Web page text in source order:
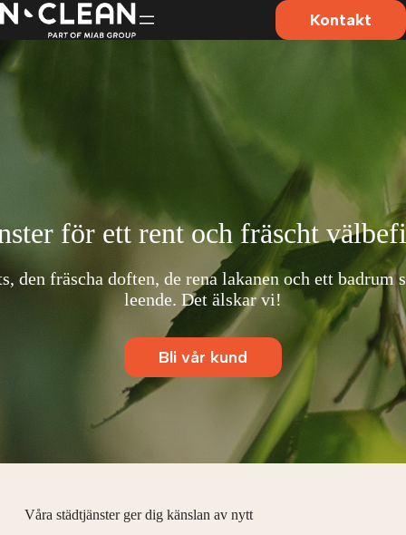
Hoppa
till
innehåll
Kontakt
för ett rent och fräscht
den fräscha doften, de rena lakanen och ett badrum
leende. Det älskar vi!
Bli vår kund
Våra städtjänster ger dig känslan av nytt